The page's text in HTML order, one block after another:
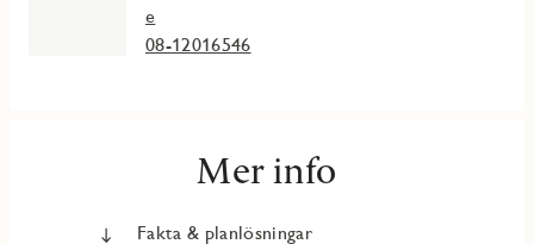
e
08-12016546
Mer info
Fakta & planlösningar